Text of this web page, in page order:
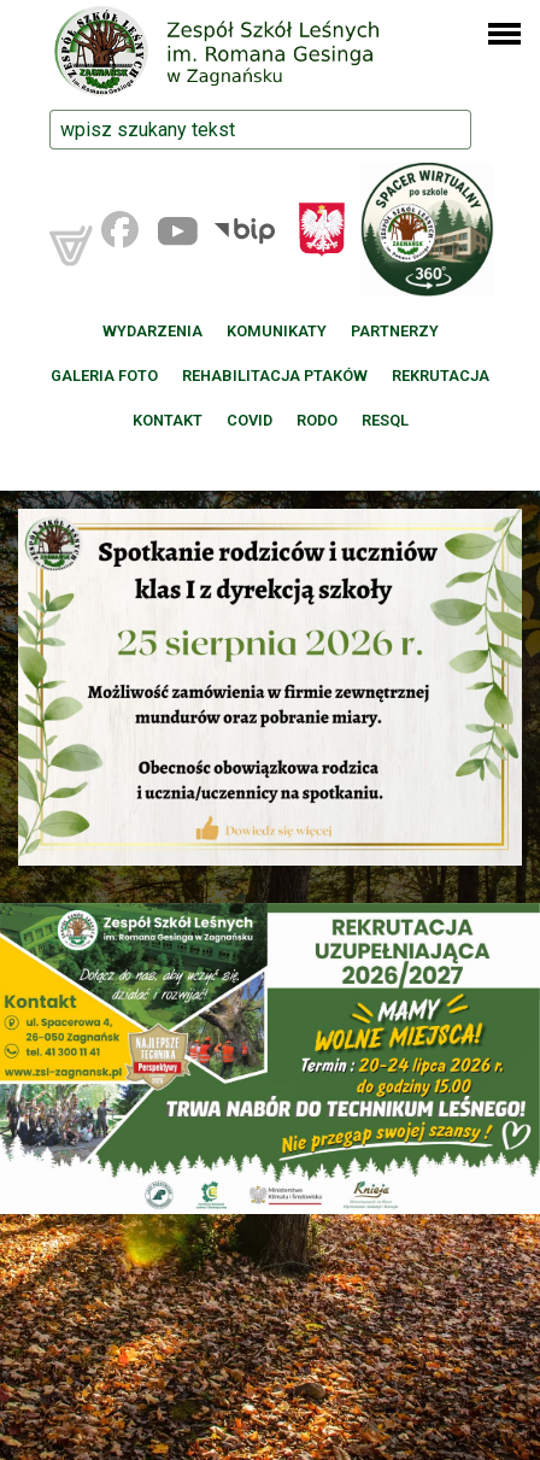
WYDARZENIA KOMUNIKATY PARTNERZY
GALERIA FOTO REHABILITACJA PTAKÓW REKRUTACJA
KONTAKT COVID RODO RESQL